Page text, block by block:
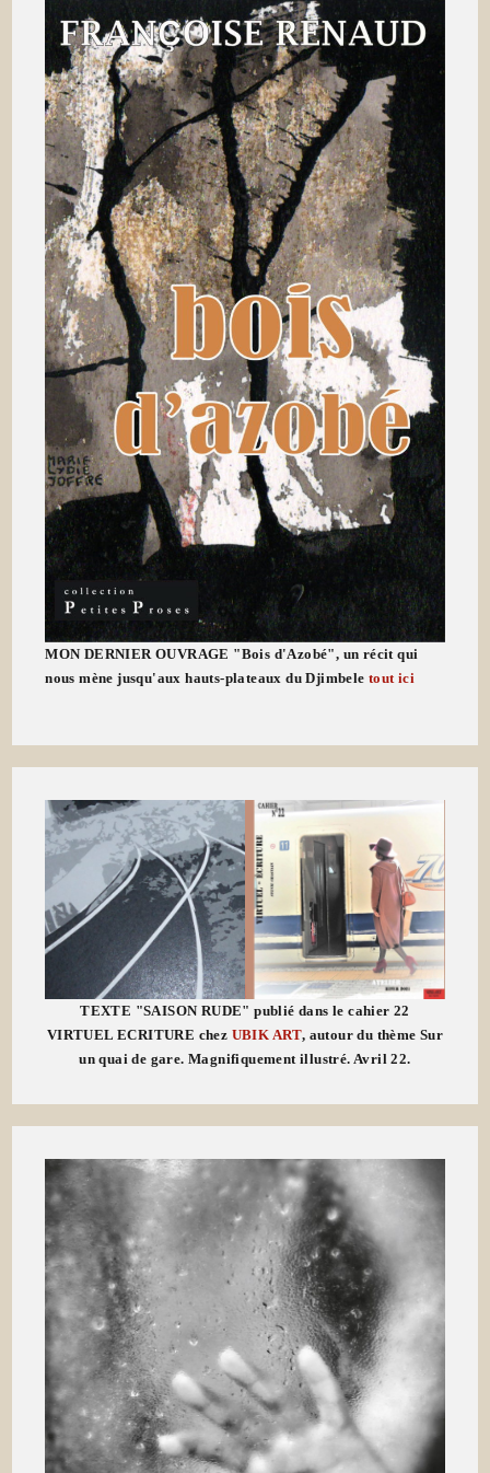
MON DERNIER OUVRAGE "Bois d'Azobé", un récit qui
nous mène jusqu'aux hauts-plateaux du Djimbeletout ici
TEXTE "SAISON RUDE" publié dans le cahier 22
VIRTUEL ECRITURE chez UBIK ART, autour du thème Sur
un quai de gare. Magnifiquement illustré. Avril 22.